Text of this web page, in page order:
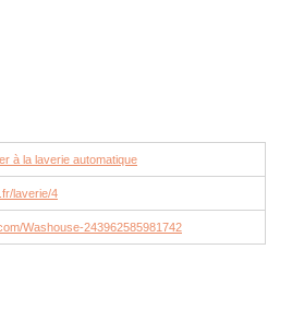
à la laverie automatique
laverie/4
Washouse-243962585981742